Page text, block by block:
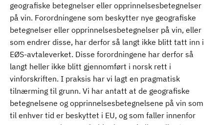
geografiske betegnelser eller opprinnelsesbetegnelser
på vin. Forordningene som beskytter nye geografiske
betegnelser eller opprinnelsesbetegnelser på vin, eller
som endrer disse, har derfor så langt ikke blitt tatt inn i
EØS-avtaleverket. Disse forordningene har derfor så
langt heller ikke blitt gjennomført i norsk rett i
vinforskriften. I praksis har vi lagt en pragmatisk
tilnærming til grunn. Vi har antatt at de geografiske
betegnelsene og opprinnelsesbetegnelsene på vin som
til enhver tid er beskyttet i EU, og som faller innenfor